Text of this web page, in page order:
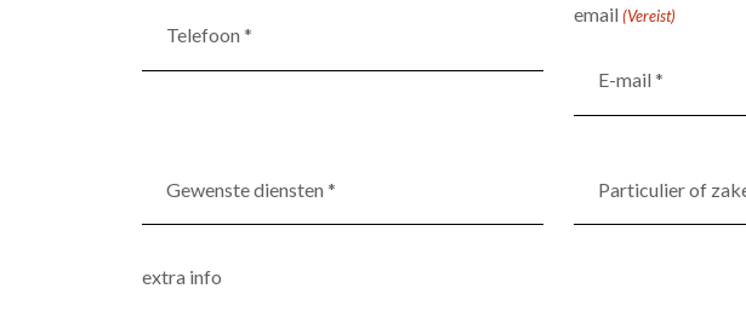
(Vereist)
email (Vereist)
diensten
*
zakelijk
extra info